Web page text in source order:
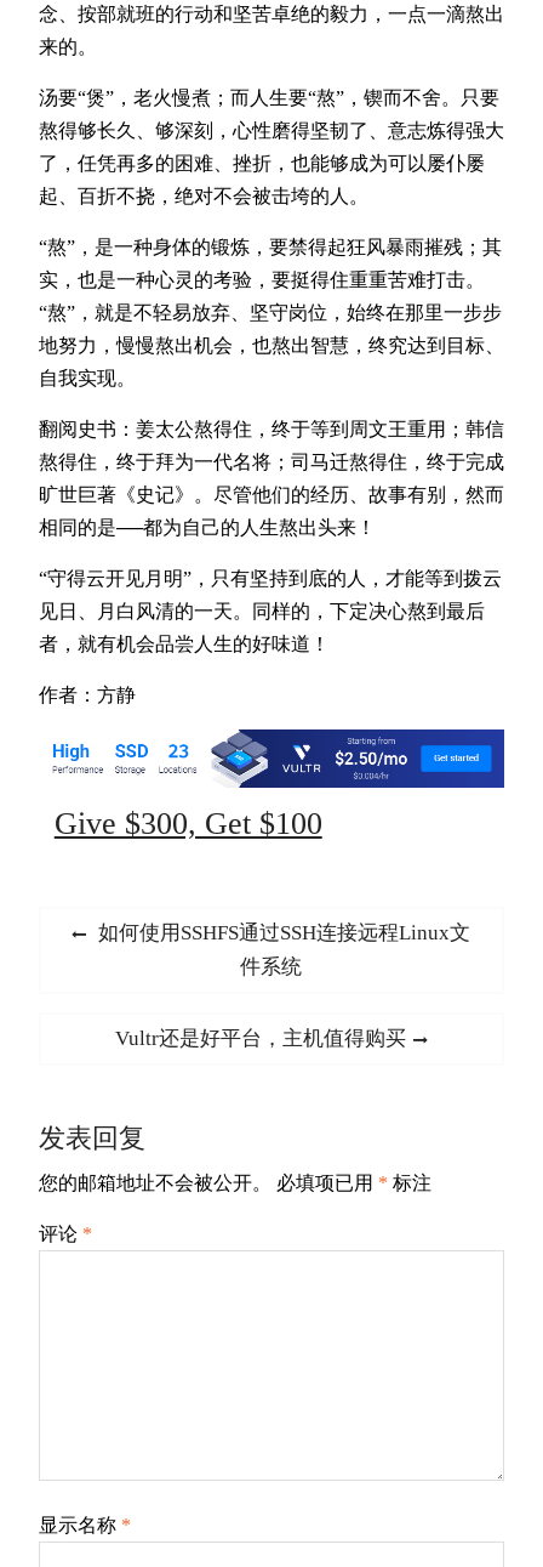
念、按部就班的行动和坚苦卓绝的毅力，一点一滴熬出
来的。
汤要“煲”，老火慢煮；而人生要“熬”，锲而不舍。只要
熬得够长久、够深刻，心性磨得坚韧了、意志炼得强大
了，任凭再多的困难、挫折，也能够成为可以屡仆屡
起、百折不挠，绝对不会被击垮的人。
“熬”，是一种身体的锻炼，要禁得起狂风暴雨摧残；其
实，也是一种心灵的考验，要挺得住重重苦难打击。
“熬”，就是不轻易放弃、坚守岗位，始终在那里一步步
地努力，慢慢熬出机会，也熬出智慧，终究达到目标、
自我实现。
翻阅史书：姜太公熬得住，终于等到周文王重用；韩信
熬得住，终于拜为一代名将；司马迁熬得住，终于完成
旷世巨著《史记》。尽管他们的经历、故事有别，然而
相同的是──都为自己的人生熬出头来！
“守得云开见月明”，只有坚持到底的人，才能等到拨云
见日、月白风清的一天。同样的，下定决心熬到最后
者，就有机会品尝人生的好味道！
作者：方静
Give $300, Get $100
Previous
如何使用SSHFS通过SSH连接远程Linux文
件系统
Next
Vultr还是好平台，主机值得购买
发表回复
您的邮箱地址不会被公开。 必填项已用 * 标注
评论 *
显示名称 *